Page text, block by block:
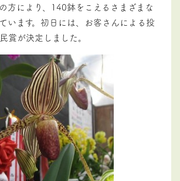
方により、140鉢をこえるさまざまな
います。初日には、お客さんによる投
賞が決定しました。